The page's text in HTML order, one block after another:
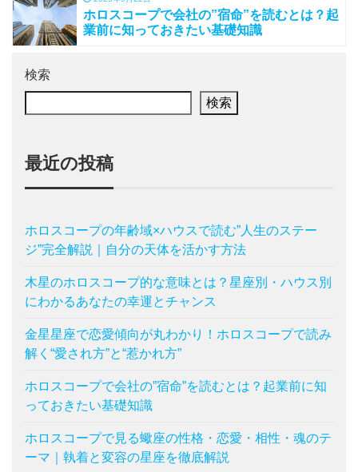
ホロスコープで会社の”宿命”を読むとは？起
業前に知っておきたい基礎知識
検索
検索
最近の投稿
ホロスコープの年齢域×ハウスで読む”人生のステー
ジ”完全解説｜自分の天体を活かす方法
木星のホロスコープ的な意味とは？星座別・ハウス別
にわかるあなたの幸運とチャンス
金星星座で恋愛傾向が丸わかり！ホロスコープで読み
解く“愛され方”と“惹かれ方”
ホロスコープで会社の”宿命”を読むとは？起業前に知
っておきたい基礎知識
ホロスコープで見る蠍座の性格・恋愛・相性・魂のテ
ーマ｜執着と変容の星座を徹底解説